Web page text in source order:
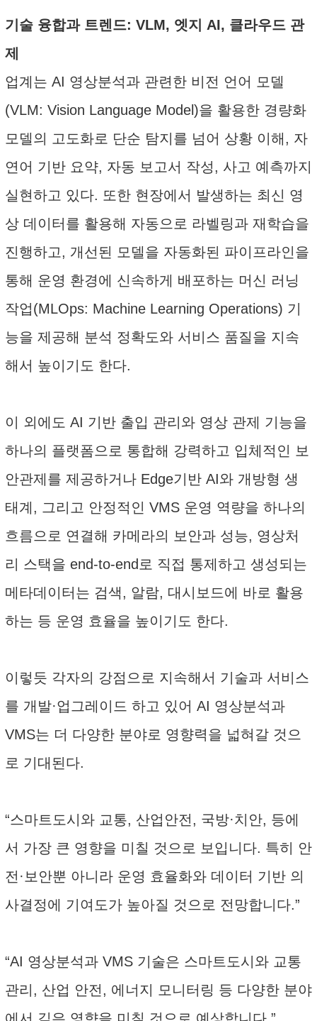
기술 융합과 트렌드: VLM, 엣지 AI, 클라우드 관
제
업계는 AI 영상분석과 관련한 비전 언어 모델
(VLM: Vision Language Model)을 활용한 경량화
모델의 고도화로 단순 탐지를 넘어 상황 이해, 자
연어 기반 요약, 자동 보고서 작성, 사고 예측까지
실현하고 있다. 또한 현장에서 발생하는 최신 영
상 데이터를 활용해 자동으로 라벨링과 재학습을
진행하고, 개선된 모델을 자동화된 파이프라인을
통해 운영 환경에 신속하게 배포하는 머신 러닝
작업(MLOps: Machine Learning Operations) 기
능을 제공해 분석 정확도와 서비스 품질을 지속
해서 높이기도 한다.
이 외에도 AI 기반 출입 관리와 영상 관제 기능을
하나의 플랫폼으로 통합해 강력하고 입체적인 보
안관제를 제공하거나 Edge기반 AI와 개방형 생
태계, 그리고 안정적인 VMS 운영 역량을 하나의
흐름으로 연결해 카메라의 보안과 성능, 영상처
리 스택을 end-to-end로 직접 통제하고 생성되는
메타데이터는 검색, 알람, 대시보드에 바로 활용
하는 등 운영 효율을 높이기도 한다.
이렇듯 각자의 강점으로 지속해서 기술과 서비스
를 개발·업그레이드 하고 있어 AI 영상분석과
VMS는 더 다양한 분야로 영향력을 넓혀갈 것으
로 기대된다.
“스마트도시와 교통, 산업안전, 국방·치안, 등에
서 가장 큰 영향을 미칠 것으로 보입니다. 특히 안
전·보안뿐 아니라 운영 효율화와 데이터 기반 의
사결정에 기여도가 높아질 것으로 전망합니다.”
“AI 영상분석과 VMS 기술은 스마트도시와 교통
관리, 산업 안전, 에너지 모니터링 등 다양한 분야